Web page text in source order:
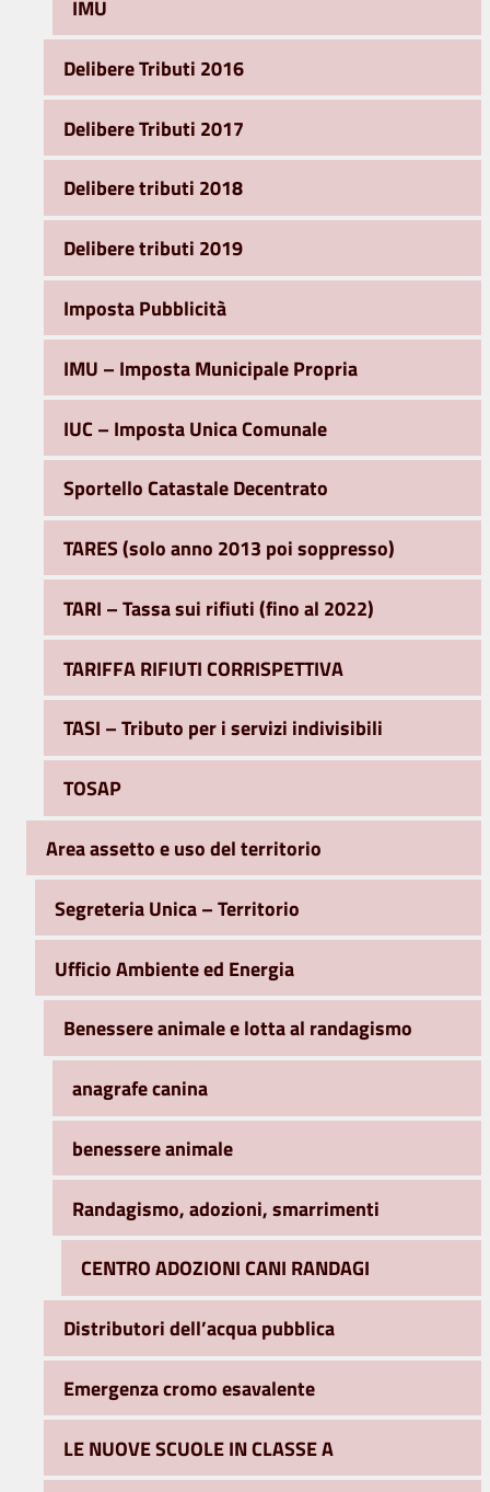
IMU
Delibere Tributi 2016
Delibere Tributi 2017
Delibere tributi 2018
Delibere tributi 2019
Imposta Pubblicità
IMU – Imposta Municipale Propria
IUC – Imposta Unica Comunale
Sportello Catastale Decentrato
TARES (solo anno 2013 poi soppresso)
TARI – Tassa sui rifiuti (fino al 2022)
TARIFFA RIFIUTI CORRISPETTIVA
TASI – Tributo per i servizi indivisibili
TOSAP
Area assetto e uso del territorio
Segreteria Unica – Territorio
Ufficio Ambiente ed Energia
Benessere animale e lotta al randagismo
anagrafe canina
benessere animale
Randagismo, adozioni, smarrimenti
CENTRO ADOZIONI CANI RANDAGI
Distributori dell’acqua pubblica
Emergenza cromo esavalente
LE NUOVE SCUOLE IN CLASSE A